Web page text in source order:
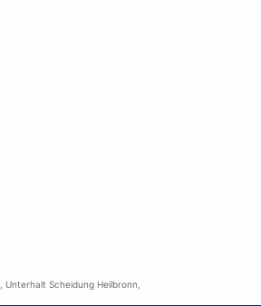
Unterhalt Scheidung Heilbronn